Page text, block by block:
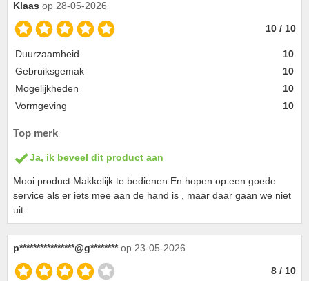
Klaas op 28-05-2026
10 / 10
Duurzaamheid
10
Gebruiksgemak
10
Mogelijkheden
10
Vormgeving
10
Top merk
Ja, ik beveel dit product aan
Mooi product Makkelijk te bedienen En hopen op een goede
service als er iets mee aan de hand is , maar daar gaan we niet
uit
p****************@g******** op 23-05-2026
8 / 10